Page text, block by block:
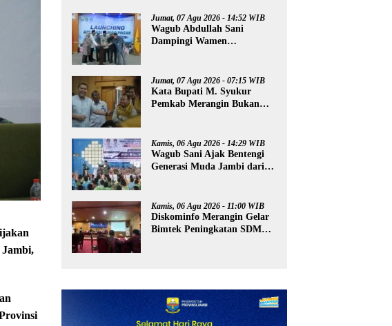
Jambi,
Jumat, 07 Agu 2026 - 14:52 WIB
Wagub Abdullah Sani
Dampingi Wamen
Jumat, 07 Agu 2026 - 07:15 WIB
Kata Bupati M. Syukur
Pemkab Merangin Bukan
Kamis, 06 Agu 2026 - 14:29 WIB
Wagub Sani Ajak Bentengi
Generasi Muda Jambi dari
Kamis, 06 Agu 2026 - 11:00 WIB
Diskominfo Merangin Gelar
Bimtek Peningkatan SDM